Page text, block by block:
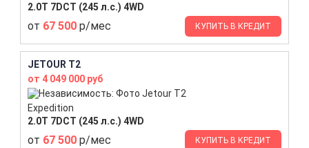
2.0T 7DCT (245 л.с.) 4WD
от 67 500 р/мес КУПИТЬ В КРЕДИТ
JETOUR T2
от 4 049 000 руб
Expedition
2.0T 7DCT (245 л.с.) 4WD
от 67 500 р/мес КУПИТЬ В КРЕДИТ